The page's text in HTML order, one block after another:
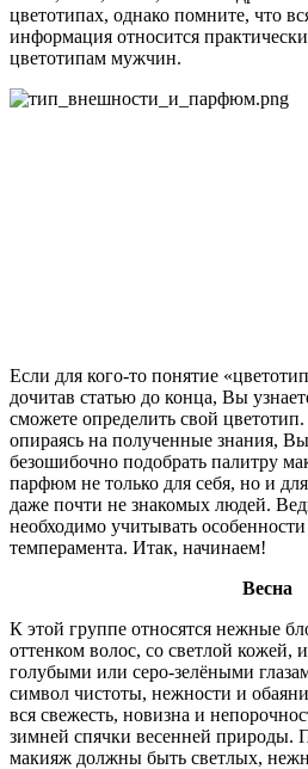
цветотипах, однако помните, что
информация относится
цветотипам мужчин.
Если для кого-то понятие
дочитав статью до конца, Вы
сможете определить свой
опираясь на полученные знания, Вы
безошибочно подобрать палитру
парфюм не только для себя, но и
даже почти не знакомых людей.
необходимо учитывать
темперамента. Итак, начинаем!
Весна
К этой группе относятся нежные
оттенком волос, со светлой кожей,
голубыми или серо-зелёными
символ чистоты, нежности и
вся свежесть, новизна и
зимней спячки весенней природы.
макияж должны быть светлых,